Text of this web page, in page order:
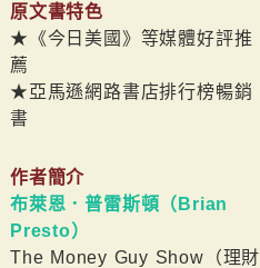
原文書特色
★《今日美國》等媒體好評推
薦
★亞馬遜網路書店排行榜暢銷
書
作者簡介
布萊恩．普雷斯頓（Brian
Presto）
The Money Guy Show（理財